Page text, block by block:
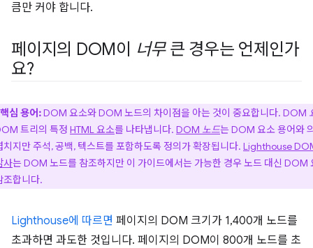
큼만 커야 합니다.
페이지의 DOM이 너무큰 경우는 언제인가
요?
핵심 용어:DOM 요소와 DOM 노드의 차이점을 아는 것이 중요합니다. DOM
트리의 특정 HTML 요소를 나타냅니다. DOM 노드는 DOM 요소 용어와
치지만 주석, 공백, 텍스트를 포함하도록 정의가 확장됩니다. Lighthouse
사는 DOM 노드를 참조하지만 이 가이드에서는 가능한 경우 노드 대신 DOM
조합니다.
Lighthouse에 따르면 페이지의 DOM 크기가 1,400개 노드를
초과하면 과도한 것입니다. 페이지의 DOM이 800개 노드를 초